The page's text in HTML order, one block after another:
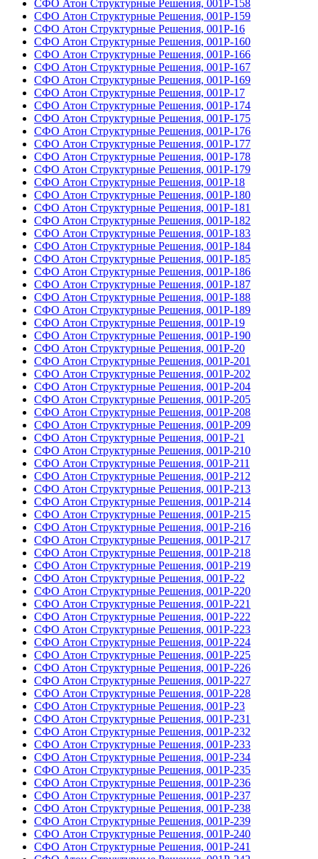
СФО Атон Структурные Решения, 001Р-158
СФО Атон Структурные Решения, 001Р-159
СФО Атон Структурные Решения, 001Р-16
СФО Атон Структурные Решения, 001Р-160
СФО Атон Структурные Решения, 001Р-166
СФО Атон Структурные Решения, 001Р-167
СФО Атон Структурные Решения, 001Р-169
СФО Атон Структурные Решения, 001Р-17
СФО Атон Структурные Решения, 001Р-174
СФО Атон Структурные Решения, 001Р-175
СФО Атон Структурные Решения, 001Р-176
СФО Атон Структурные Решения, 001Р-177
СФО Атон Структурные Решения, 001Р-178
СФО Атон Структурные Решения, 001Р-179
СФО Атон Структурные Решения, 001Р-18
СФО Атон Структурные Решения, 001Р-180
СФО Атон Структурные Решения, 001Р-181
СФО Атон Структурные Решения, 001Р-182
СФО Атон Структурные Решения, 001Р-183
СФО Атон Структурные Решения, 001Р-184
СФО Атон Структурные Решения, 001Р-185
СФО Атон Структурные Решения, 001Р-186
СФО Атон Структурные Решения, 001Р-187
СФО Атон Структурные Решения, 001Р-188
СФО Атон Структурные Решения, 001Р-189
СФО Атон Структурные Решения, 001Р-19
СФО Атон Структурные Решения, 001Р-190
СФО Атон Структурные Решения, 001Р-20
СФО Атон Структурные Решения, 001Р-201
СФО Атон Структурные Решения, 001Р-202
СФО Атон Структурные Решения, 001Р-204
СФО Атон Структурные Решения, 001Р-205
СФО Атон Структурные Решения, 001Р-208
СФО Атон Структурные Решения, 001Р-209
СФО Атон Структурные Решения, 001Р-21
СФО Атон Структурные Решения, 001Р-210
СФО Атон Структурные Решения, 001Р-211
СФО Атон Структурные Решения, 001Р-212
СФО Атон Структурные Решения, 001Р-213
СФО Атон Структурные Решения, 001Р-214
СФО Атон Структурные Решения, 001Р-215
СФО Атон Структурные Решения, 001Р-216
СФО Атон Структурные Решения, 001Р-217
СФО Атон Структурные Решения, 001Р-218
СФО Атон Структурные Решения, 001Р-219
СФО Атон Структурные Решения, 001Р-22
СФО Атон Структурные Решения, 001Р-220
СФО Атон Структурные Решения, 001Р-221
СФО Атон Структурные Решения, 001Р-222
СФО Атон Структурные Решения, 001Р-223
СФО Атон Структурные Решения, 001Р-224
СФО Атон Структурные Решения, 001Р-225
СФО Атон Структурные Решения, 001Р-226
СФО Атон Структурные Решения, 001Р-227
СФО Атон Структурные Решения, 001Р-228
СФО Атон Структурные Решения, 001Р-23
СФО Атон Структурные Решения, 001Р-231
СФО Атон Структурные Решения, 001Р-232
СФО Атон Структурные Решения, 001Р-233
СФО Атон Структурные Решения, 001Р-234
СФО Атон Структурные Решения, 001Р-235
СФО Атон Структурные Решения, 001Р-236
СФО Атон Структурные Решения, 001Р-237
СФО Атон Структурные Решения, 001Р-238
СФО Атон Структурные Решения, 001Р-239
СФО Атон Структурные Решения, 001Р-240
СФО Атон Структурные Решения, 001Р-241